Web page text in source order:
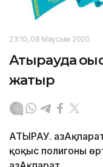
23:10, 08 Маусым 2020
Атырауда
жатыр
АТЫРАУ.
қоқыс полигоны